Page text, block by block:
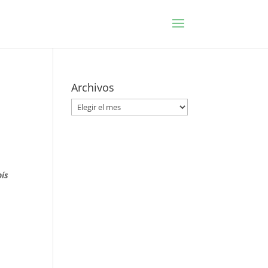
Archivos
Archivos